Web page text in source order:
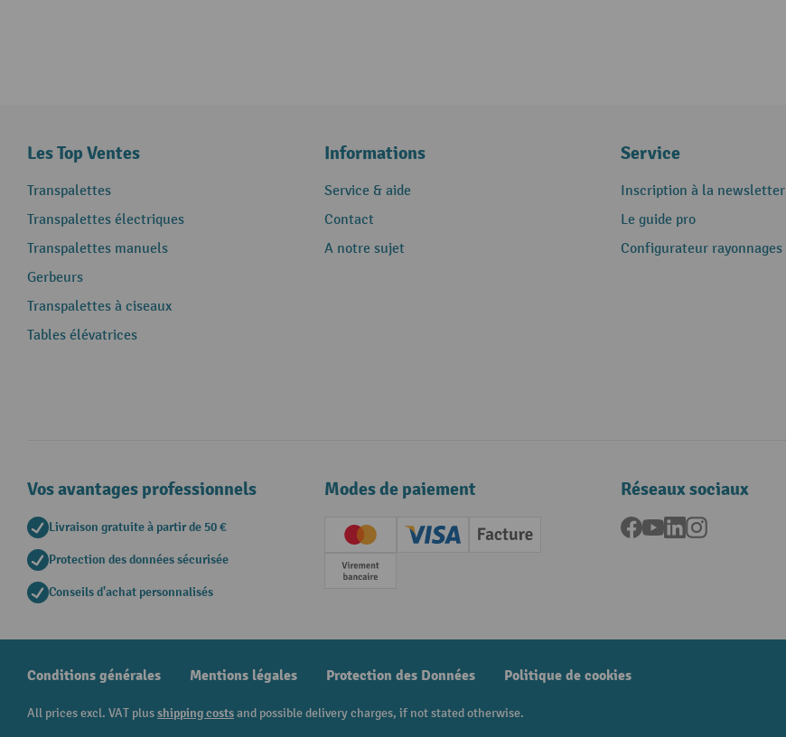
Les Top Ventes
Transpalettes
Transpalettes électriques
Transpalettes manuels
Gerbeurs
Transpalettes à ciseaux
Tables élévatrices
Informations
Service & aide
Contact
A notre sujet
Service
Inscription à la newsletter
Le guide pro
Configurateur rayonnages
Vos avantages professionnels
Livraison gratuite à partir de 50 €
Protection des données sécurisée
Conseils d'achat personnalisés
Modes de paiement
Creditcard (Master)Creditcard (Visa)
Facture
Paiement anticipé
Réseaux sociaux
Facebook
YouTubeLinkedInInstagram
Conditions générales Mentions légales Protection des Données Politique de cookies
All prices excl. VAT plusshipping costsand possible delivery charges, if not stated otherwise.